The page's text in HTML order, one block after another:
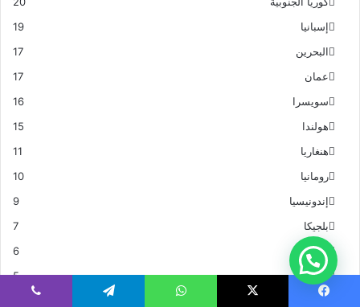
إسبانيا
19
البحرين
17
عمان
17
سويسرا
16
هولندا
15
هنغاريا
11
رومانيا
10
إندونيسيا
9
بلجيكا
7
روسيا
6
تايلاند
5
البرتغال